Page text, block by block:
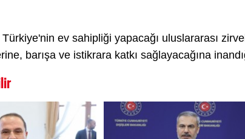
Türkiye'nin ev sahipliği yapacağı uluslararası
barışa ve istikrara katkı sağlayacağına